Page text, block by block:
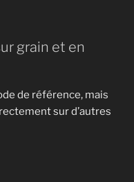
grain et en
de référence, mais
sur d’autres